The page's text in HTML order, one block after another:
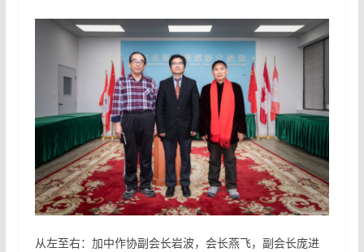
从左至右：加中作协副会长岩波，会长燕飞，副会长庞进